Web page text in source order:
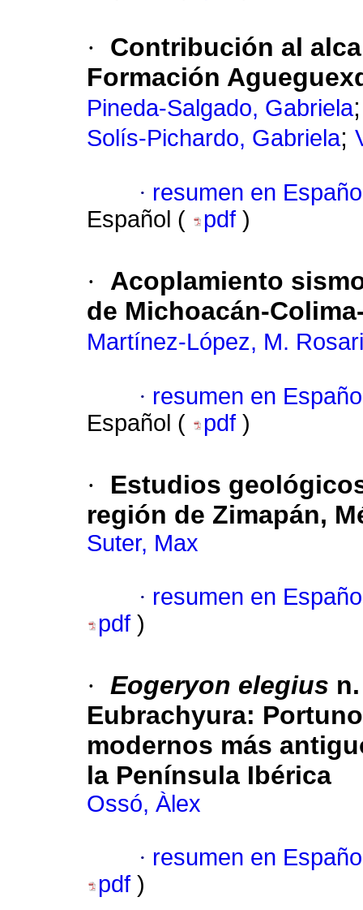
·
Contribución al
Formación
Pineda-Salgado, Gabriela
Solís-Pichardo, Gabriela;
· resumen en
Español (
pdf )
·
Acoplamiento
de Michoacán-
Martínez-López, M.
· resumen en
Español (
pdf )
·
Estudios
región de Zimapán,
Suter, Max
· resumen en
pdf )
· Eogeryon elegius
Eubrachyura:
modernos más
la Península Ibérica
Ossó, Àlex
· resumen en
pdf )